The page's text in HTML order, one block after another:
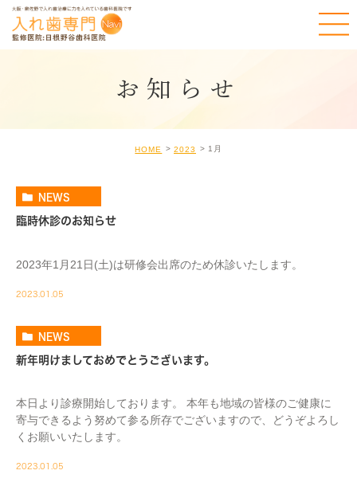
お知らせ
HOME 2023 1月
NEWS
臨時休診のお知らせ
2023年1月21日(土)は研修会出席のため休診いたします。
2023.01.05
NEWS
新年明けましておめでとうございます。
本日より診療開始しております。 本年も地域の皆様のご健康に
寄与できるよう努めて参る所存でございますので、どうぞよろし
くお願いいたします。
2023.01.05